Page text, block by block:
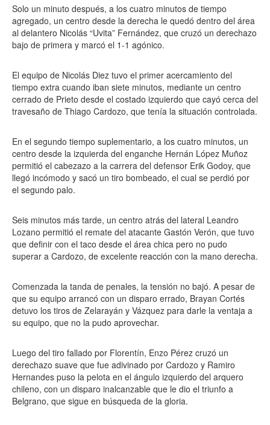
Solo un minuto después, a los cuatro minutos de tiempo
agregado, un centro desde la derecha le quedó dentro del área
al delantero Nicolás “Uvita” Fernández, que cruzó un derechazo
bajo de primera y marcó el 1-1 agónico.
El equipo de Nicolás Diez tuvo el primer acercamiento del
tiempo extra cuando iban siete minutos, mediante un centro
cerrado de Prieto desde el costado izquierdo que cayó cerca del
travesaño de Thiago Cardozo, que tenía la situación controlada.
En el segundo tiempo suplementario, a los cuatro minutos, un
centro desde la izquierda del enganche Hernán López Muñoz
permitió el cabezazo a la carrera del defensor Erik Godoy, que
llegó incómodo y sacó un tiro bombeado, el cual se perdió por
el segundo palo.
Seis minutos más tarde, un centro atrás del lateral Leandro
Lozano permitió el remate del atacante Gastón Verón, que tuvo
que definir con el taco desde el área chica pero no pudo
superar a Cardozo, de excelente reacción con la mano derecha.
Comenzada la tanda de penales, la tensión no bajó. A pesar de
que su equipo arrancó con un disparo errado, Brayan Cortés
detuvo los tiros de Zelarayán y Vázquez para darle la ventaja a
su equipo, que no la pudo aprovechar.
Luego del tiro fallado por Florentín, Enzo Pérez cruzó un
derechazo suave que fue adivinado por Cardozo y Ramiro
Hernandes puso la pelota en el ángulo izquierdo del arquero
chileno, con un disparo inalcanzable que le dio el triunfo a
Belgrano, que sigue en búsqueda de la gloria.